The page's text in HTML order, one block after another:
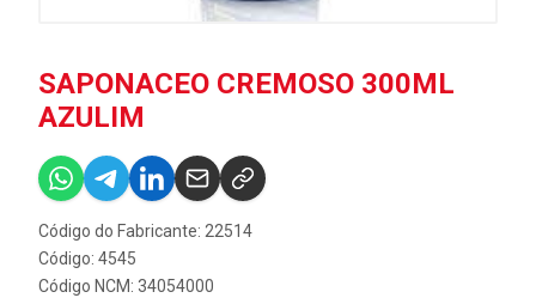
SAPONACEO CREMOSO 300ML
AZULIM
Código do Fabricante: 22514
Código: 4545
Código NCM: 34054000